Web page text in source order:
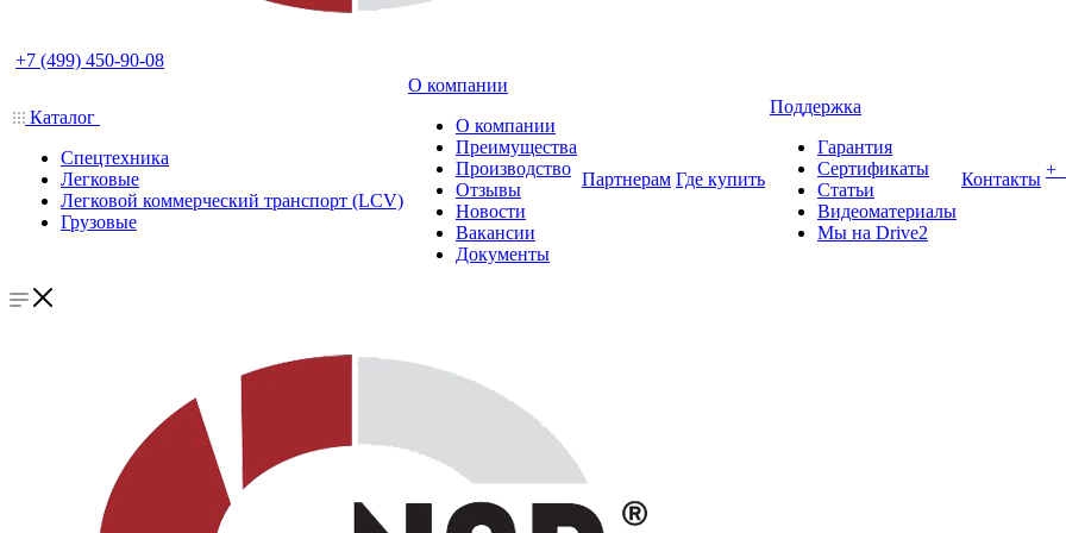
+7 (499) 450-90-08
Каталог
Спецтехника
Легковые
Легковой коммерческий транспорт (LCV)
Грузовые
О компании
О компании
Преимущества
Производство
Отзывы
Новости
Вакансии
Документы
Партнерам Где купить
Поддержка
Гарантия
Сертификаты
Статьи
Видеоматериалы
Мы на Drive2
Контакты +